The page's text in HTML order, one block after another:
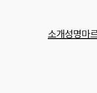
소개성명마